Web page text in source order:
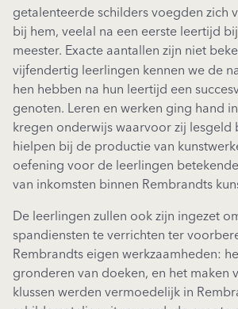
getalenteerde schilders voegden zich
bij hem, veelal na een eerste leertijd
meester. Exacte aantallen zijn niet
vijfendertig leerlingen kennen we de
hen hebben na hun leertijd een
genoten. Leren en werken ging hand
kregen onderwijs waarvoor zij lesgeld
hielpen bij de productie van
oefening voor de leerlingen
van inkomsten binnen Rembrandts
De leerlingen zullen ook zijn ingezet
spandiensten te verrichten ter
Rembrandts eigen werkzaamheden:
gronderen van doeken, en het maken
klussen werden vermoedelijk in